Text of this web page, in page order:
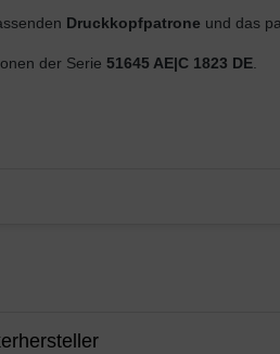
Druckkopfpatrone und das
der Serie 51645 AE|C 1823 DE